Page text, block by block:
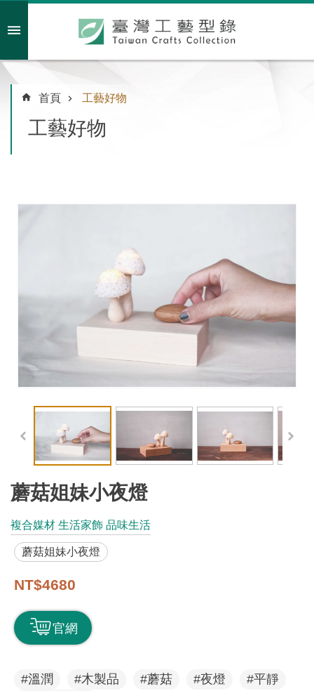
會員註冊/登入
物
工
藝
美
術
訊
息
遞
首頁 工藝好物
工藝好物
蘑菇姐妹小夜燈
複合媒材 生活家飾 品味生活
蘑菇姐妹小夜燈
NT$4680
官網
#溫潤 #木製品 #蘑菇 #夜燈
#平靜